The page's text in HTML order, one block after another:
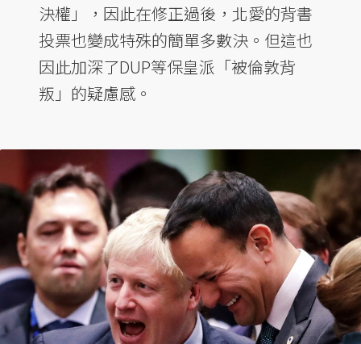
決權」，因此在修正過後，北愛的背書
投票也變成特殊的簡單多數決。但這也
因此加深了DUP等保皇派「被倫敦背
叛」的疑慮感。